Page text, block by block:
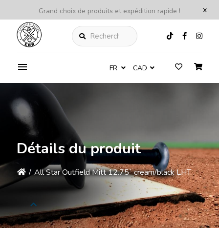
x
Grand choix de produits et expédition rapide !
Rechercher
FR CAD
Détails du produit
/ All Star Outfield Mitt 12.75` cream/black LHT